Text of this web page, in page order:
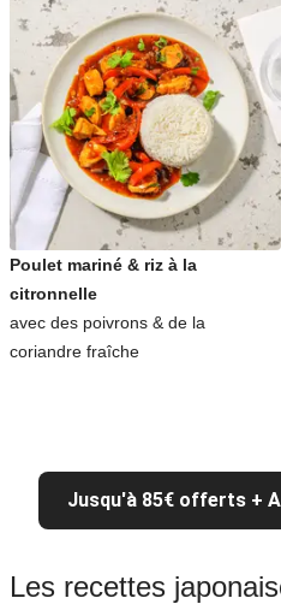
Poulet mariné & riz à la
citronnelle
avec des poivrons & de la
coriandre fraîche
Jusqu'à 85€ offerts +
Les recettes